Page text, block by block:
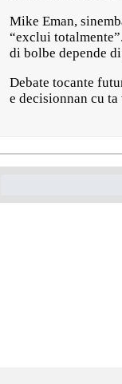
Mike Eman,
“exclui
di bolbe depende
Debate tocante
e decisionnan cu